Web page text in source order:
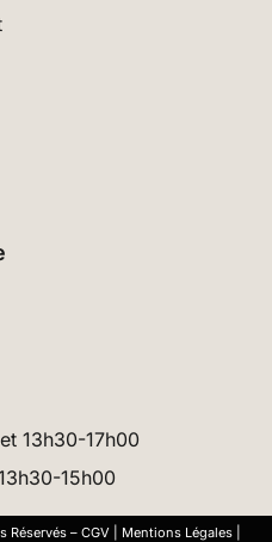
13h30-17h00
15h00
Réservés – CGV| Mentions Légales|